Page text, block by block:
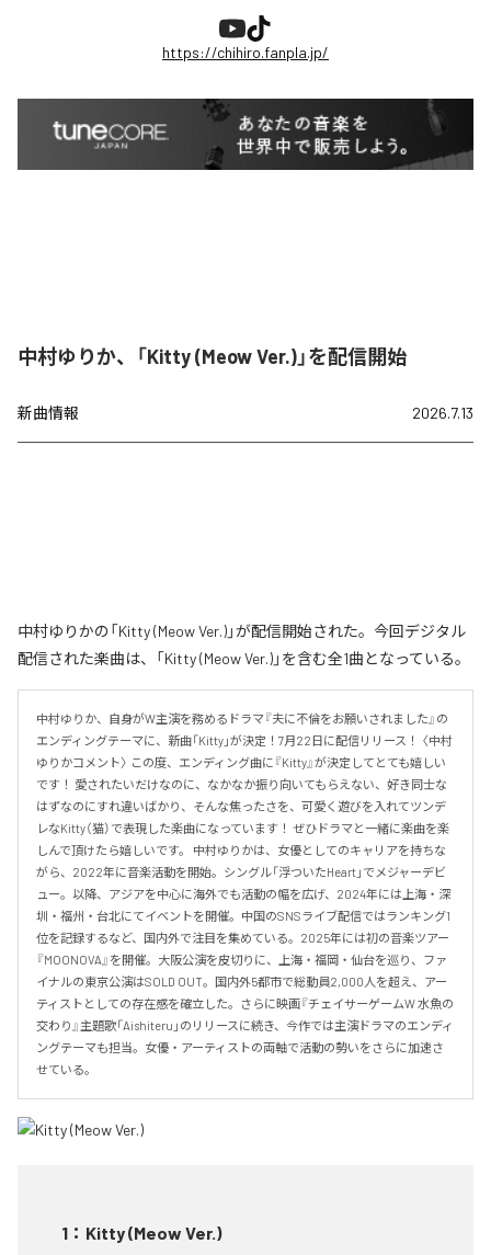
https://chihiro.fanpla.jp/
中村ゆりか、「Kitty (Meow Ver.)」を配信開始
新曲情報 2026.7.13
中村ゆりかの「Kitty (Meow Ver.)」が配信開始された。今回デジタル
配信された楽曲は、「Kitty (Meow Ver.)」を含む全1曲となっている。
中村ゆりか、自身がW主演を務めるドラマ『夫に不倫をお願いされました』の
エンディングテーマに、新曲「Kitty」が決定！7月22日に配信リリース！ 〈中村
ゆりかコメント〉 この度、エンディング曲に『Kitty』が決定してとても嬉しい
です！ 愛されたいだけなのに、なかなか振り向いてもらえない、好き同士な
はずなのにすれ違いばかり、そんな焦ったさを、可愛く遊びを入れてツンデ
レなKitty（猫）で表現した楽曲になっています！ ぜひドラマと一緒に楽曲を楽
しんで頂けたら嬉しいです。 中村ゆりかは、女優としてのキャリアを持ちな
がら、2022年に音楽活動を開始。シングル「浮ついたHeart」でメジャーデビ
ュー。以降、アジアを中心に海外でも活動の幅を広げ、2024年には上海・深
圳・福州・台北にてイベントを開催。中国のSNSライブ配信ではランキング1
位を記録するなど、国内外で注目を集めている。2025年には初の音楽ツアー
『MOONOVA』を開催。大阪公演を皮切りに、上海・福岡・仙台を巡り、ファ
イナルの東京公演はSOLD OUT。国内外5都市で総動員2,000人を超え、アー
ティストとしての存在感を確立した。さらに映画『チェイサーゲームW 水魚の
交わり』主題歌「Aishiteru」のリリースに続き、今作では主演ドラマのエンディ
ングテーマも担当。女優・アーティストの両軸で活動の勢いをさらに加速さ
せている。
1 ： Kitty (Meow Ver.)